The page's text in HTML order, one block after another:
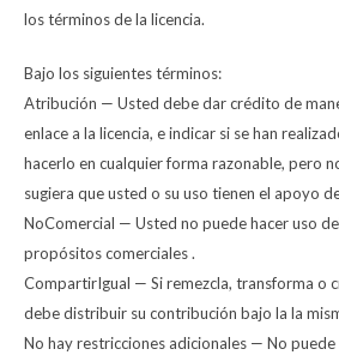
los términos de la licencia.
Bajo los siguientes términos:
Atribución — Usted debe dar crédito de
enlace a la licencia, e indicar si se han
hacerlo en cualquier forma razonable, pero
sugiera que usted o su uso tienen el apoyo
NoComercial — Usted no puede hacer uso
propósitos comerciales .
CompartirIgual — Si remezcla, transforma o
debe distribuir su contribución bajo la la
No hay restricciones adicionales — No